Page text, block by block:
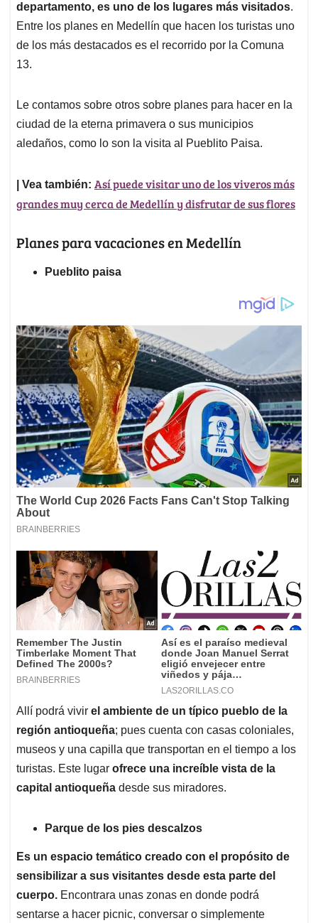
departamento, es uno de los lugares más visitados.
Entre los planes en Medellín que hacen los turistas uno
de los más destacados es el recorrido por la Comuna
13.
Le contamos sobre otros sobre planes para hacer en la
ciudad de la eterna primavera o sus municipios
aledaños, como lo son la visita al Pueblito Paisa.
| Vea también: Así puede visitar uno de los viveros más
grandes muy cerca de Medellín y disfrutar de sus flores
Planes para vacaciones en Medellín
Pueblito paisa
Allí podrá vivir el ambiente de un típico pueblo de la
región antioqueña; pues cuenta con casas coloniales,
museos y una capilla que transportan en el tiempo a los
turistas. Este lugar ofrece una increíble vista de la
capital antioqueña desde sus miradores.
Parque de los pies descalzos
Es un espacio temático creado con el propósito de
sensibilizar a sus visitantes desde esta parte del
cuerpo. Encontrara unas zonas en donde podrá
sentarse a hacer picnic, conversar o simplemente